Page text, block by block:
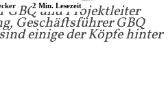
GBQ und Projektleiter
Geschäftsführer GBQ
einige der Köpfe hinter
2 Min. Lesezeit